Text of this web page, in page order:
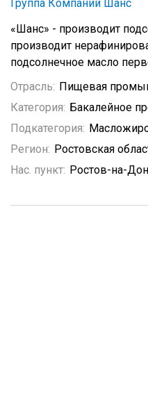
Группа Компаний Шанс
«Шанс» - производит
производит
подсолнечное масло
Отрасль: Пищевая
Категория: Бакалейное
Подкатегория:
Регион: Ростовская
Нас. пункт: Ростов-на-